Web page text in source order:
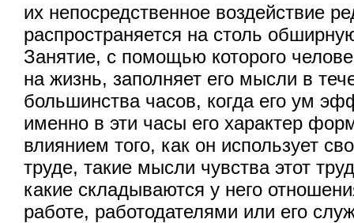
их непосредственное воздействие
распространяется на столь
Занятие, с помощью которого
на жизнь, заполняет его мысли в
большинства часов, когда его ум
именно в эти часы его характер
влиянием того, как он использует
труде, такие мысли чувства этот
какие складываются у него
работе, работодателями или его